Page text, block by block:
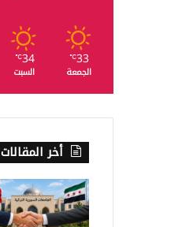
33
℃
الجمعة
34
℃
السبت
أخر المقالات